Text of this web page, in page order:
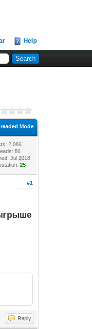
Help
Mode
2,086
86
Jul 2018
25
#1
Reply